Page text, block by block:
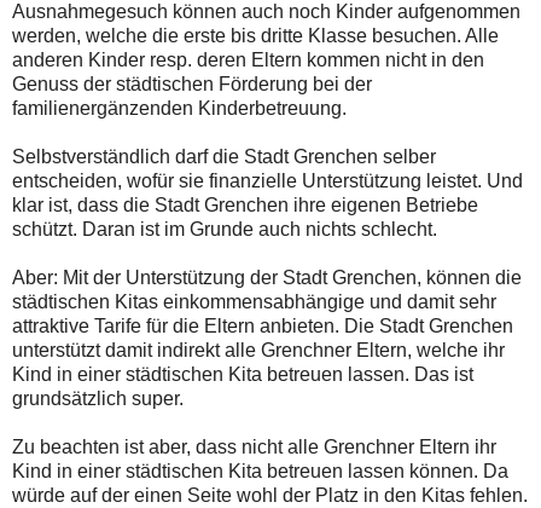
Ausnahmegesuch können auch noch Kinder aufgenommen
werden, welche die erste bis dritte Klasse besuchen. Alle
anderen Kinder resp. deren Eltern kommen nicht in den
Genuss der städtischen Förderung bei der
familienergänzenden Kinderbetreuung.
Selbstverständlich darf die Stadt Grenchen selber
entscheiden, wofür sie finanzielle Unterstützung leistet. Und
klar ist, dass die Stadt Grenchen ihre eigenen Betriebe
schützt. Daran ist im Grunde auch nichts schlecht.
Aber: Mit der Unterstützung der Stadt Grenchen, können die
städtischen Kitas einkommensabhängige und damit sehr
attraktive Tarife für die Eltern anbieten. Die Stadt Grenchen
unterstützt damit indirekt alle Grenchner Eltern, welche ihr
Kind in einer städtischen Kita betreuen lassen. Das ist
grundsätzlich super.
Zu beachten ist aber, dass nicht alle Grenchner Eltern ihr
Kind in einer städtischen Kita betreuen lassen können. Da
würde auf der einen Seite wohl der Platz in den Kitas fehlen.